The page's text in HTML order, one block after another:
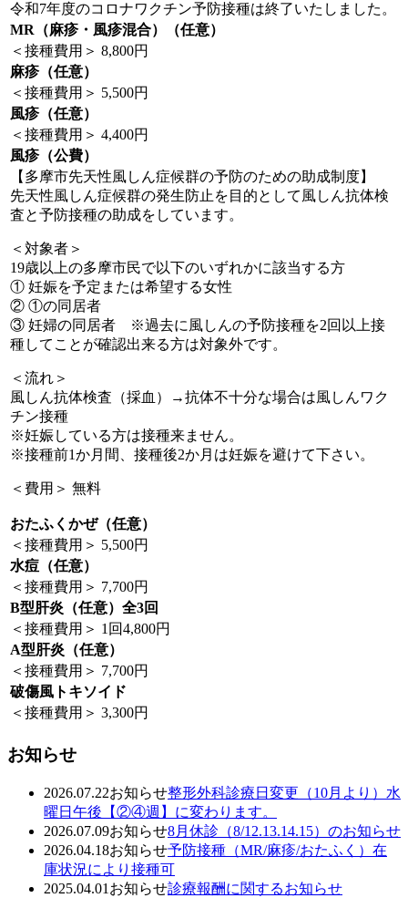
令和7年度のコロナワクチン予防接種は終了いたしました。
MR（麻疹・風疹混合）（任意）
＜接種費用＞ 8,800円
麻疹（任意）
＜接種費用＞ 5,500円
風疹（任意）
＜接種費用＞ 4,400円
風疹（公費）
【多摩市先天性風しん症候群の予防のための助成制度】
先天性風しん症候群の発生防止を目的として風しん抗体検
査と予防接種の助成をしています。
＜対象者＞
19歳以上の多摩市民で以下のいずれかに該当する方
① 妊娠を予定または希望する女性
② ①の同居者
③ 妊婦の同居者 ※過去に風しんの予防接種を2回以上接
種してことが確認出来る方は対象外です。
＜流れ＞
風しん抗体検査（採血）→抗体不十分な場合は風しんワク
チン接種
※妊娠している方は接種来ません。
※接種前1か月間、接種後2か月は妊娠を避けて下さい。
＜費用＞ 無料
おたふくかぜ（任意）
＜接種費用＞ 5,500円
水痘（任意）
＜接種費用＞ 7,700円
B型肝炎（任意）全3回
＜接種費用＞ 1回4,800円
A型肝炎（任意）
＜接種費用＞ 7,700円
破傷風トキソイド
＜接種費用＞ 3,300円
お知らせ
2026.07.22お知らせ整形外科診療日変更（10月より）水
曜日午後【②④週】に変わります。
2026.07.09お知らせ8月休診（8/12.13.14.15）のお知らせ
2026.04.18お知らせ予防接種（MR/麻疹/おたふく）在
庫状況により接種可
2025.04.01 お知らせ診療報酬に関するお知らせ